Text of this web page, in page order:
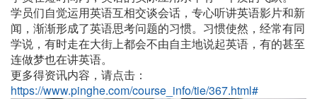
学员们自觉运用英语互相交谈会话，专心听讲英语影片和新
闻，渐渐形成了英语思考问题的习惯。习惯使然，经常有同
学说，有时走在大街上都会不由自主地说起英语，有的甚至
连做梦也在讲英语。
更多得资讯内容，请点击：
https://www.pinghe.com/course_info/tie/367.html#